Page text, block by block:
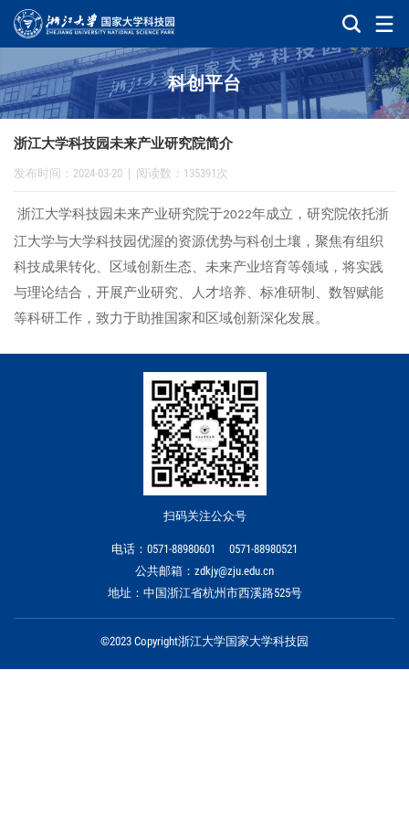
科创平台
浙江大学科技园未来产业研究院简介
发布时间：2024-03-20 阅读数：135391次
浙江大学科技园未来产业研究院于2022年成立，研究院依托浙
江大学与大学科技园优渥的资源优势与科创土壤，聚焦有组织
科技成果转化、区域创新生态、未来产业培育等领域，将实践
与理论结合，开展产业研究、人才培养、标准研制、数智赋能
等科研工作，致力于助推国家和区域创新深化发展。
扫码关注公众号
电话：0571-88980601 0571-88980521
公共邮箱：zdkjy@zju.edu.cn
地址：中国浙江省杭州市西溪路525号
©2023 Copyright浙江大学国家大学科技园